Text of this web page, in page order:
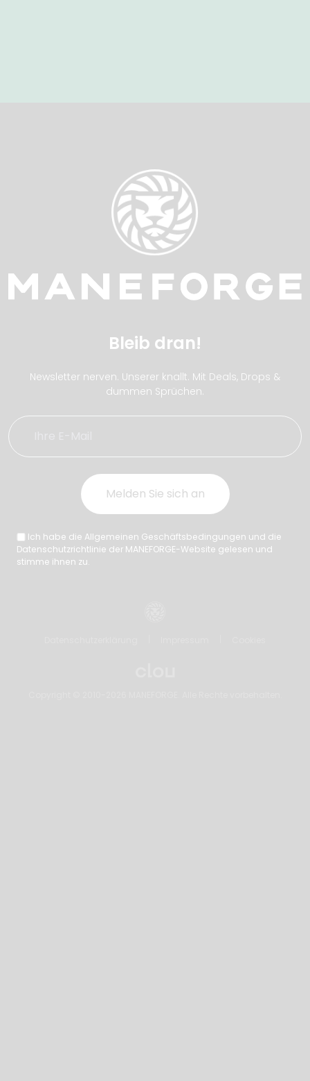
Bleib dran!
Newsletter nerven. Unserer knallt. Mit Deals, Drops &
dummen Sprüchen.
Ich habe die Allgemeinen Geschäftsbedingungen und die
Datenschutzrichtlinie der MANEFORGE-Website gelesen und
stimme ihnen zu.